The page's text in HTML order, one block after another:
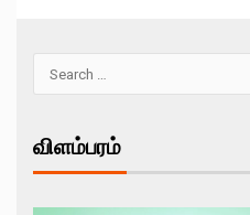
விளம்பரம்